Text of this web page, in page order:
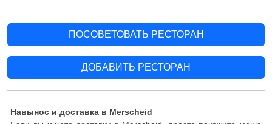
ПОСОВЕТОВАТЬ РЕСТОРАН
ДОБАВИТЬ РЕСТОРАН
Навынос и доставка в Merscheid